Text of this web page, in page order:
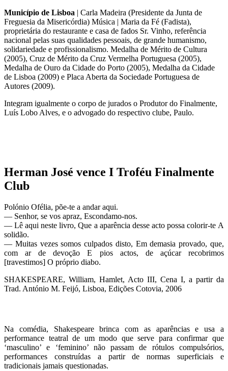
Município de Lisboa | Carla Madeira (Presidente da Junta de
Freguesia da Misericórdia) Música | Maria da Fé (Fadista),
proprietária do restaurante e casa de fados Sr. Vinho, referência
nacional pelas suas qualidades pessoais, de grande humanismo,
solidariedade e profissionalismo. Medalha de Mérito de Cultura
(2005), Cruz de Mérito da Cruz Vermelha Portuguesa (2005),
Medalha de Ouro da Cidade do Porto (2005), Medalha da Cidade
de Lisboa (2009) e Placa Aberta da Sociedade Portuguesa de
Autores (2009).
Integram igualmente o corpo de jurados o Produtor do Finalmente,
Luís Lobo Alves, e o advogado do respectivo clube, Paulo.
Herman José vence I Troféu Finalmente
Club
Polónio Ofélia, põe-te a andar aqui.
— Senhor, se vos apraz, Escondamo-nos.
— Lê aqui neste livro, Que a aparência desse acto possa colorir-te A
solidão.
— Muitas vezes somos culpados disto, Em demasia provado, que,
com ar de devoção E pios actos, de açúcar recobrimos
[travestimos] O próprio diabo.
SHAKESPEARE, William, Hamlet, Acto III, Cena I, a partir da
Trad. António M. Feijó, Lisboa, Edições Cotovia, 2006
Na comédia, Shakespeare brinca com as aparências e usa a
performance teatral de um modo que serve para confirmar que
‘masculino’ e ‘feminino’ não passam de rótulos compulsórios,
performances construídas a partir de normas superficiais e
tradicionais jamais questionadas.